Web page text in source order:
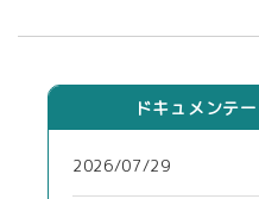
ドキュメンテ
2026/07/29